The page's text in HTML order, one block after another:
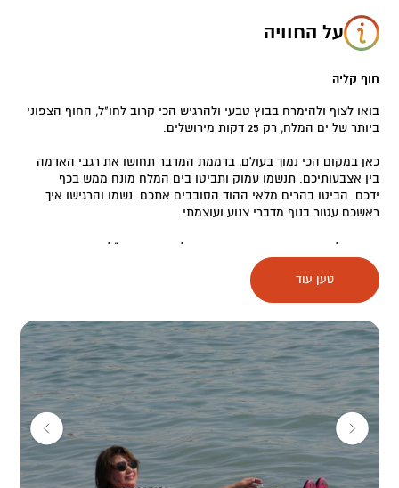
על החוויה
חוף קליה
בואו לצוף ולהימרח בבוץ טבעי ולהרגיש הכי קרוב לחו"ל, החוף הצפוני
ביותר של ים המלח, רק 25 דקות מירושלים.
כאן במקום הכי נמוך בעולם, בדממת המדבר תחושו את רגבי האדמה
בין אצבעותיכם. תנשמו עמוק ותביטו בים המלח מונח ממש בכף
ידכם. הביטו בהרים מלאי ההוד הסובבים אתכם. נשמו והרגישו איך
ראשכם עטור בנוף מדברי צנוע ועוצמתי.
בחוף קליה תמצאו את הבר הנמוך בעולם, אווירת חו"ל, ושירות מצוין.
הירידה לחוף נוחה ומוסדרת יחד עם כל השירותים הנדרשים, מלתחות,
מקלחות, כסאות ושמשיות ועוד.
טען עוד